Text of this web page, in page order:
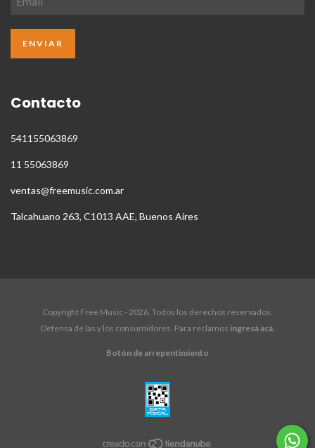
Contacto
541155063869
11 55063869
ventas@freemusic.com.ar
Talcahuano 263, C1013 AAE, Buenos Aires
Copyright Free Music - 2026. Todos los derechos reservados.
Defensa de las y los consumidores. Para reclamos ingresá acá.
Botón de arrepentimiento